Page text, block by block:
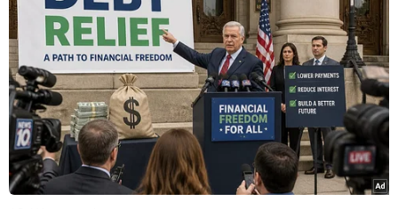
tác giả sáng tác và Hội đồng nghệ thuật công
trình tượng đài cùng đông đảo cán bộ chiến sỹ
Công an, nhân dân Thủ đô Hà Nội... đã dự lễ
khánh thành.
Phát biểu tại buổi lễ, Trung tướng Nguyễn Duy
Ngọc, Thứ trưởng Bộ Công an, Trưởng Ban chỉ
đạo các hoạt động kỷ niệm 60 năm Ngày truyền
thống lực lượng cảnh sát nhân dân của Bộ Công